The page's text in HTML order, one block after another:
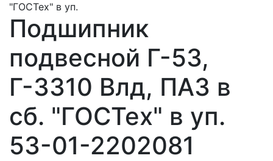
"ГОСТех" в уп.
Подшипник
подвесной Г-53,
Г-3310 Влд, ПАЗ в
сб. "ГОСТех" в уп.
53-01-2202081